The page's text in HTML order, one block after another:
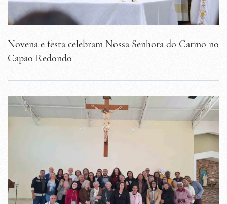
Novena e festa celebram Nossa Senhora do Carmo no
Capão Redondo